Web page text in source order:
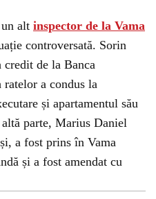
alt inspector de la Vama
controversată. Sorin
credit de la Banca
ratelor a condus la
și apartamentul său
parte, Marius Daniel
a fost prins în Vama
și a fost amendat cu